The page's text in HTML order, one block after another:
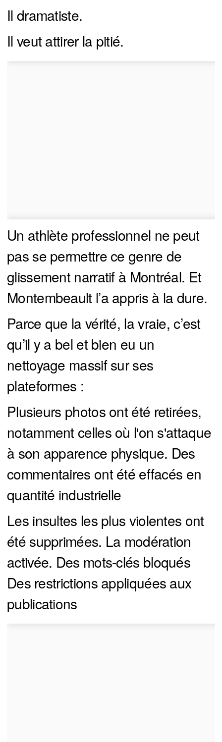
Il dramatiste.
Il veut attirer la pitié.
Un athlète professionnel ne peut
pas se permettre ce genre de
glissement narratif à Montréal. Et
Montembeault l’a appris à la dure.
Parce que la vérité, la vraie, c’est
qu’il y a bel et bien eu un
nettoyage massif sur ses
plateformes :
Plusieurs photos ont été retirées,
notamment celles où l'on s'attaque
à son apparence physique. Des
commentaires ont été effacés en
quantité industrielle
Les insultes les plus violentes ont
été supprimées. La modération
activée. Des mots-clés bloqués
Des restrictions appliquées aux
publications